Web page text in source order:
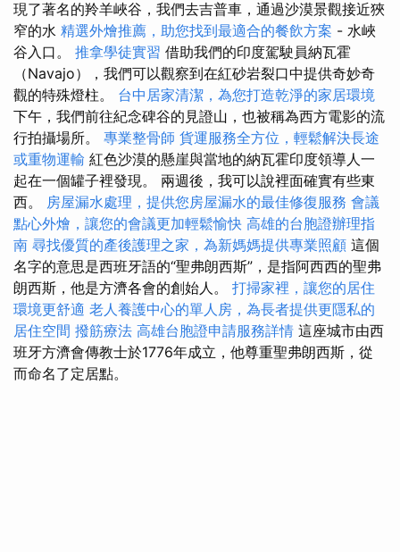
現了著名的羚羊峽谷，我們去吉普車，通過沙漠景觀接近狹
窄的水 精選外燴推薦，助您找到最適合的餐飲方案 - 水峽
谷入口。 推拿學徒實習 借助我們的印度駕駛員納瓦霍
（Navajo），我們可以觀察到在紅砂岩裂口中提供奇妙奇
觀的特殊燈柱。 台中居家清潔，為您打造乾淨的家居環境
下午，我們前往紀念碑谷的見證山，也被稱為西方電影的流
行拍攝場所。 專業整骨師 貨運服務全方位，輕鬆解決長途
或重物運輸 紅色沙漠的懸崖與當地的納瓦霍印度領導人一
起在一個罐子裡發現。 兩週後，我可以說裡面確實有些東
西。 房屋漏水處理，提供您房屋漏水的最佳修復服務 會議
點心外燴，讓您的會議更加輕鬆愉快 高雄的台胞證辦理指
南 尋找優質的產後護理之家，為新媽媽提供專業照顧 這個
名字的意思是西班牙語的“聖弗朗西斯”，是指阿西西的聖弗
朗西斯，他是方濟各會的創始人。 打掃家裡，讓您的居住
環境更舒適 老人養護中心的單人房，為長者提供更隱私的
居住空間 撥筋療法 高雄台胞證申請服務詳情 這座城市由西
班牙方濟會傳教士於1776年成立，他尊重聖弗朗西斯，從
而命名了定居點。